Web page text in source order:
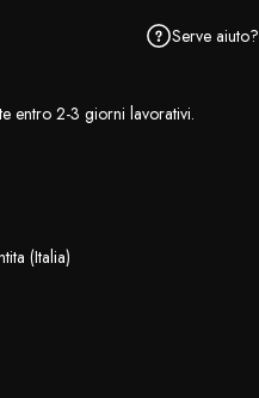
Serve aiuto?
entro 2-3 giorni lavorativi.
(Italia)